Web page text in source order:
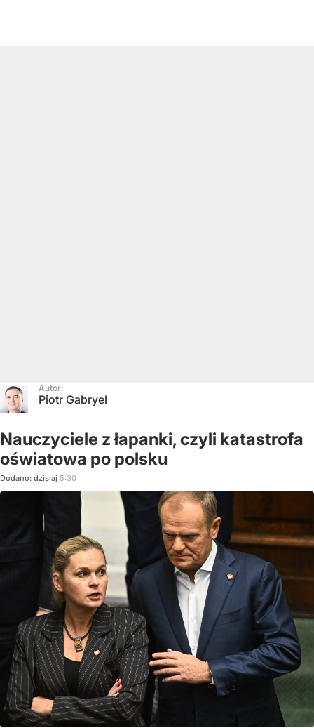
Autor:
Piotr Gabryel
Nauczyciele z łapanki, czyli katastrofa
oświatowa po polsku
Dodano: dzisiaj 5:30